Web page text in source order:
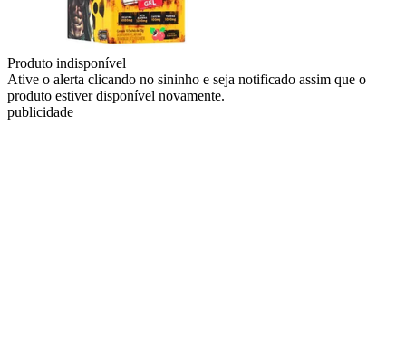
Produto indisponível
Ative o alerta clicando no sininho e seja notificado assim que o
produto estiver disponível novamente.
publicidade